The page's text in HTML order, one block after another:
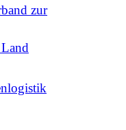
zur